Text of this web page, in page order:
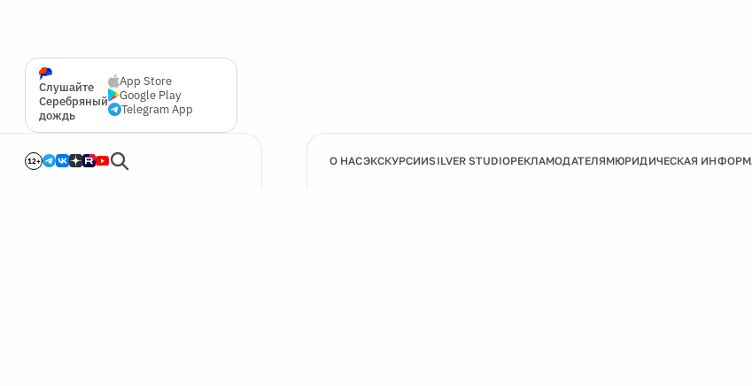
Слушайте
Серебряный
дождь
App Store
Google Play
Telegram App
12+ О НАСЭКСКУРСИИSILVER STUDIOРЕКЛАМОДАТЕЛЯМЮРИДИЧЕСКАЯ